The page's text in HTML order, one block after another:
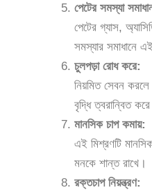
পেটের সমস্যা
পেটের গ্যাস,
সমস্যার সমাধানে
চুলপড়া রোধ করে:
নিয়মিত সেবন
বৃদ্ধি ত্বরান্বিত
মানসিক চাপ কমায়:
এই মিশ্রণটি
মনকে শান্ত রাখে।
রক্তচাপ নিয়ন্ত্রণ: